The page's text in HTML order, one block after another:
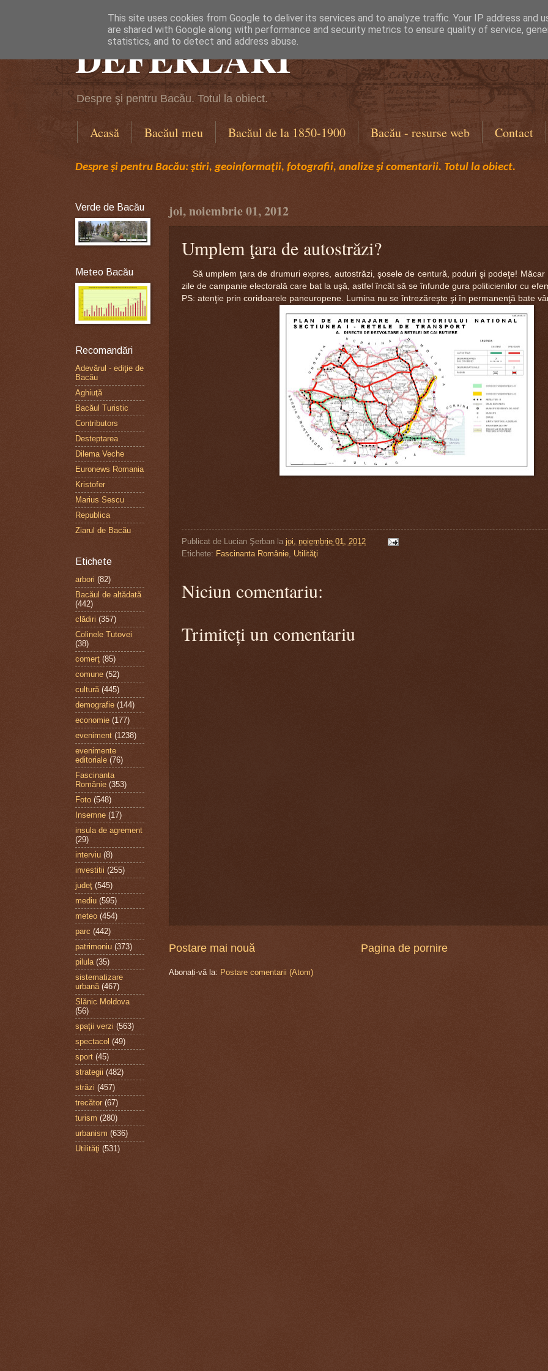
DEFERLĂRI
Despre şi pentru Bacău. Totul la obiect.
Acasă Bacăul meu Bacăul de la 1850-1900 Bacău - resurse web Contact
Despre şi pentru Bacău: ştiri, geoinformaţii, fotografii, analize și comentarii. Totul la obiect.
joi, noiembrie 01, 2012
Umplem ţara de autostrăzi?
Să umplem ţara de drumuri expres, autostrăzi, şosele de centură, poduri şi podeţe! Măcar
zile de campanie electorală care bat la uşă, astfel încât să se înfunde gura politicienilor cu
PS: atenţie prin coridoarele paneuropene. Lumina nu se întrezăreşte şi în permanenţă bate
Publicat de Lucian Şerban la joi, noiembrie 01, 2012
Etichete: Fascinanta Românie Utilităţi
Niciun comentariu:
Trimiteți un comentariu
Postare mai nouă Pagina de pornire
Abonați-vă la: Postare comentarii (Atom)
Verde de Bacău
Meteo Bacău
Recomandări
Adevărul - ediţie de
Bacău
Aghiuţă
Bacăul Turistic
Contributors
Desteptarea
Dilema Veche
Euronews Romania
Kristofer
Marius Sescu
Republica
Ziarul de Bacău
Etichete
arbori (82)
Bacăul de altădată
(442)
clădiri (357)
Colinele Tutovei
(38)
comerţ (85)
comune (52)
cultură (445)
demografie (144)
economie (177)
eveniment (1238)
evenimente
editoriale (76)
Fascinanta
Românie (353)
Foto (548)
Insemne (17)
insula de agrement
(29)
interviu (8)
investitii (255)
judeţ (545)
mediu (595)
meteo (454)
parc (442)
patrimoniu (373)
pilula (35)
sistematizare
urbană (467)
Slănic Moldova
(56)
spaţii verzi (563)
spectacol (49)
sport (45)
strategii (482)
străzi (457)
trecător (67)
turism (280)
urbanism (636)
Utilităţi (531)
This site uses cookies from Google to deliver its services and to analyze traffic. Your IP address and
are shared with Google along with performance and security metrics to ensure quality of service,
statistics, and to detect and address abuse.